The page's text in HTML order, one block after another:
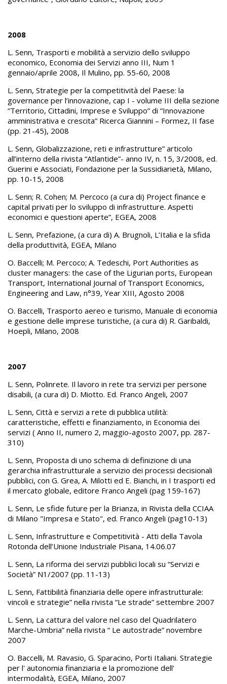
2008
L. Senn, Trasporti e mobilità a servizio dello sviluppo
economico, Economia dei Servizi anno III, Num 1
gennaio/aprile 2008, Il Mulino, pp. 55-60, 2008
L. Senn, Strategie per la competitività del Paese: la
governance per l’innovazione, cap I - volume III della sezione
“Territorio, Cittadini, Imprese e Sviluppo” di “Innovazione
amministrativa e crescita” Ricerca Giannini – Formez, II fase
(pp. 21-45), 2008
L. Senn, Globalizzazione, reti e infrastrutture” articolo
all’interno della rivista “Atlantide”- anno IV, n. 15, 3/2008, ed.
Guerini e Associati, Fondazione per la Sussidiarietà, Milano,
pp. 10-15, 2008
L. Senn; R. Cohen; M. Percoco (a cura di) Project finance e
capital privati per lo sviluppo di infrastrutture. Aspetti
economici e questioni aperte”, EGEA, 2008
L. Senn, Prefazione, (a cura di) A. Brugnoli, L’Italia e la sfida
della produttività, EGEA, Milano
O. Baccelli; M. Percoco; A. Tedeschi, Port Authorities as
cluster managers: the case of the Ligurian ports, European
Transport, International Journal of Transport Economics,
Engineering and Law, n°39, Year XIII, Agosto 2008
O. Baccelli, Trasporto aereo e turismo, Manuale di economia
e gestione delle imprese turistiche, (a cura di) R. Garibaldi,
Hoepli, Milano, 2008
2007
L. Senn, Polinrete. Il lavoro in rete tra servizi per persone
disabili, (a cura di) D. Miotto. Ed. Franco Angeli, 2007
L. Senn, Città e servizi a rete di pubblica utilità:
caratteristiche, effetti e finanziamento, in Economia dei
servizi ( Anno II, numero 2, maggio-agosto 2007, pp. 287-
310)
L. Senn, Proposta di uno schema di definizione di una
gerarchia infrastrutturale a servizio dei processi decisionali
pubblici, con G. Grea, A. Milotti ed E. Bianchi, in I trasporti ed
il mercato globale, editore Franco Angeli (pag 159-167)
L. Senn, Le sfide future per la Brianza, in Rivista della CCIAA
di Milano "Impresa e Stato", ed. Franco Angeli (pag10-13)
L. Senn, Infrastrutture e Competitività - Atti della Tavola
Rotonda dell’Unione Industriale Pisana, 14.06.07
L. Senn, La riforma dei servizi pubblici locali su “Servizi e
Società” N1/2007 (pp. 11-13)
L. Senn, Fattibilità finanziaria delle opere infrastrutturale:
vincoli e strategie” nella rivista “Le strade” settembre 2007
L. Senn, La cattura del valore nel caso del Quadrilatero
Marche-Umbria” nella rivista “ Le autostrade” novembre
2007
O. Baccelli, M. Ravasio, G. Sparacino, Porti Italiani. Strategie
per l' autonomia finanziaria e la promozione dell'
intermodalità, EGEA, Milano, 2007